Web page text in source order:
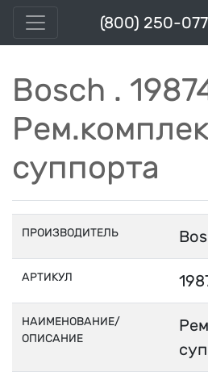
(800) 250-
Bosch .
суппорта
ПРОИЗВОДИТЕЛЬ
АРТИКУЛ
НАИМЕНОВАНИЕ/
ОПИСАНИЕ